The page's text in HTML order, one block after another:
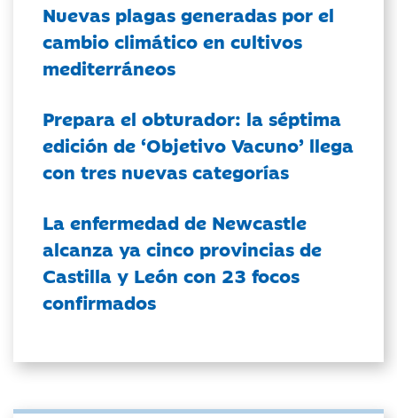
Nuevas plagas generadas por el
cambio climático en cultivos
mediterráneos
Prepara el obturador: la séptima
edición de ‘Objetivo Vacuno’ llega
con tres nuevas categorías
La enfermedad de Newcastle
alcanza ya cinco provincias de
Castilla y León con 23 focos
confirmados